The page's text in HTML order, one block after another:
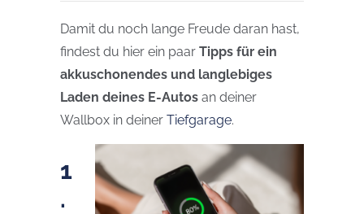
Damit du noch lange Freude daran hast,
findest du hier ein paar Tipps für ein
akkuschonendes und langlebiges
Laden deines E-Autos an deiner
Wallbox in deiner Tiefgarage.
1
.